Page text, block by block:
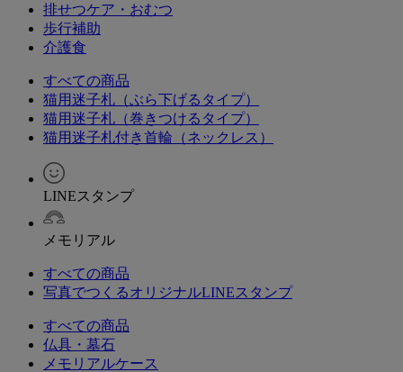
排せつケア・おむつ
歩行補助
介護食
すべての商品
猫用迷子札（ぶら下げるタイプ）
猫用迷子札（巻きつけるタイプ）
猫用迷子札付き首輪（ネックレス）
LINEスタンプ
メモリアル
すべての商品
写真でつくるオリジナルLINEスタンプ
すべての商品
仏具・墓石
メモリアルケース